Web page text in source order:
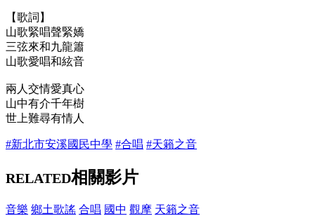
【歌詞】
山歌緊唱聲緊嬌
三弦來和九龍簫
山歌愛唱和絃音
兩人交情愛真心
山中有介千年樹
世上難尋有情人
#新北市安溪國民中學 #合唱 #天籟之音
RELATED相關影片
音樂 鄉土歌謠 合唱 國中 觀摩 天籟之音